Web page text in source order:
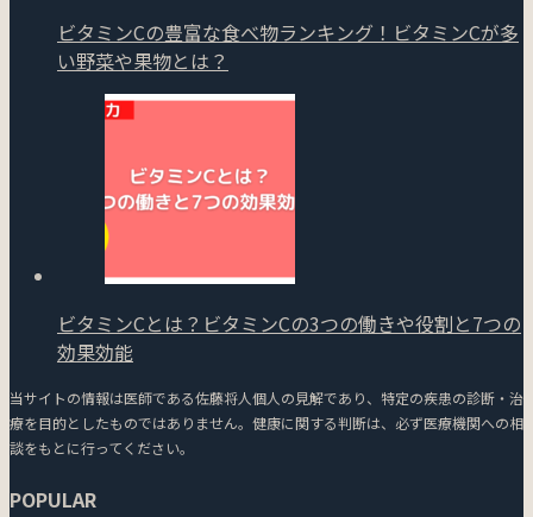
ビタミンCの豊富な食べ物ランキング！ビタミンCが多
い野菜や果物とは？
ビタミンCとは？ビタミンCの3つの働きや役割と7つの
効果効能
当サイトの情報は医師である佐藤将人個人の見解であり、特定の疾患の診断・治
療を目的としたものではありません。健康に関する判断は、必ず医療機関への相
談をもとに行ってください。
POPULAR